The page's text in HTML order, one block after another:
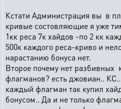
Кстати Администрация вы в
кривые состовляющие я уже
1кк реса 7к хайдов -по 2 кк
500к каждого реса-криво и
нарастанию бонуса нет.
Второе почему нет разбивных
флагманов? есть джовиан..
каждый флагман так купил
бонусом.. Да и не только